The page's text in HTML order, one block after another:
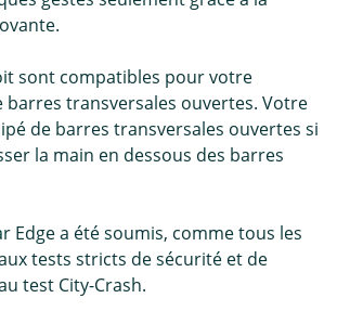
sont compatibles pour votre
barres transversales ouvertes. Votre
de barres transversales ouvertes si
la main en dessous des barres
Edge a été soumis, comme tous les
tests stricts de sécurité et de
test City-Crash.